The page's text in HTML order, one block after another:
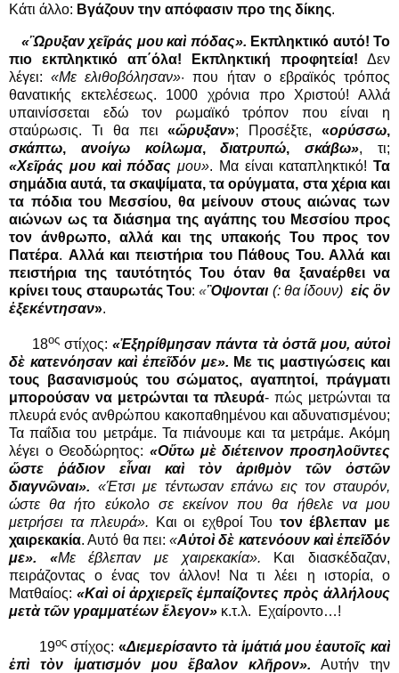
Κάτι άλλο: Βγάζουν την απόφασιν προ της δίκης.
«Ὢρυξαν χεῖράς μου καὶ πόδας». Εκπληκτικό αυτό! Το
πιο εκπληκτικό απ΄όλα!
Εκπληκτική προφητεία! Δεν
λέγει:«Με ελιθοβόλησαν»· που ήταν ο εβραϊκός τρόπος
θανατικής εκτελέσεως. 1000 χρόνια προ Χριστού! Αλλά
υπαινίσσεται εδώ τον ρωμαϊκό τρόπον που είναι η
σταύρωσις. Τι θα πει«ὤρυξαν»; Προσέξτε,«ορύσσω,
σκάπτω, ανοίγω κοίλωμα,διατρυπώ,σκάβω», τι;
«Χεῖράς μου καὶ πόδας μου». Μα είναι καταπληκτικό! Τα
σημάδια αυτά, τα σκαψίματα, τα ορύγματα, στα χέρια και
τα πόδια του Μεσσίου, θα μείνουν στους αιώνας των
αιώνων ως τα διάσημα της αγάπης του Μεσσίου προς
τον άνθρωπο, αλλά και της υπακοής Του προς τον
Πατέρα. Αλλά και πειστήρια του Πάθους Του. Αλλά και
πειστήρια της ταυτότητός Του όταν θα ξαναέρθει να
κρίνει τους σταυρωτάς Του: «Ὂψονται (: θα ίδουν) εἰς ὃν
ἐξεκέντησαν».
18οςστίχος:«Ἐξηρίθμησαν πάντα τὰ ὀστᾶ μου, αὐτοὶ
δὲ κατενόησαν καὶ ἐπεῖδόν με». Με τις μαστιγώσεις και
τους βασανισμούς του σώματος, αγαπητοί, πράγματι
μπορούσαν να μετρώνται τα πλευρά- πώς μετρώνται τα
πλευρά ενός ανθρώπου κακοπαθημένου και αδυνατισμένου;
Τα παΐδια του μετράμε. Τα πιάνουμε και τα μετράμε. Ακόμη
λέγει ο Θεοδώρητος: «Οὕτω μὲ διέτεινον προσηλοῦντες
ὥστε ῥάδιον εἶναι καὶ τὸν ἀριθμὸν τῶν ὀστῶν
διαγνῶναι». «Έτσι με τέντωσαν επάνω εις τον σταυρόν,
ώστε θα ήτο εύκολο σε εκείνον που θα ήθελε να μου
μετρήσει τα πλευρά».
Και οι εχθροί Του τον έβλεπαν με
χαιρεκακία. Αυτό θα πει: «Αὐτοὶ δὲ κατενόουν καὶ ἐπεῖδόν
με». «Με έβλεπαν με χαιρεκακία». Και διασκέδαζαν,
πειράζοντας ο ένας τον άλλον! Να τι λέει η ιστορία, ο
Ματθαίος: «Καὶ οἱ ἀρχιερεῖς ἐμπαίζοντες πρὸς ἀλλήλους
μετὰ τῶν γραμματέων ἔλεγον» κ.τ.λ. Εχαίροντο…!
19οςστίχος:«Διεμερίσαντο τὰ ἱμάτιά μου ἑαυτοῖς καὶ
ἐπὶ τὸν ἱματισμόν μου ἔβαλον κλῆρον». Αυτήν την